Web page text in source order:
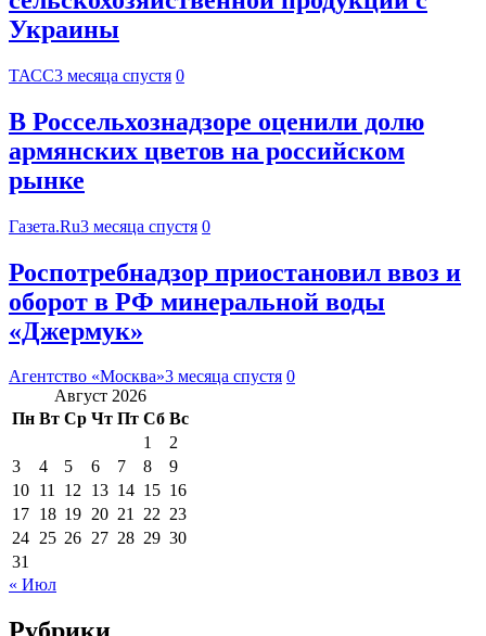
Украины
ТАСС3 месяца спустя 0
В Россельхознадзоре оценили долю
армянских цветов на российском
рынке
Газета.Ru3 месяца спустя 0
Роспотребнадзор приостановил ввоз и
оборот в РФ минеральной воды
«Джермук»
Агентство «Москва»3 месяца спустя 0
Август 2026
Пн Вт Ср Чт Пт Сб Вс
1
2
3
4 5 6 7 8
9
10 11 12 13 14 15 16
17 18 19 20 21 22 23
24 25 26 27 28 29 30
31
« Июл